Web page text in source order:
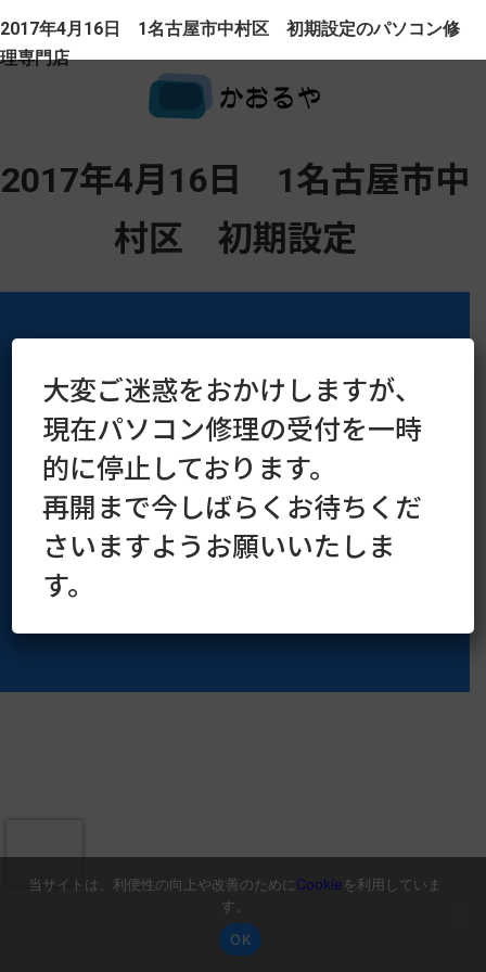
2017年4月16日 1名古屋市中村区 初期設定のパソコン修
理専門店
2017年4月16日 1名古屋市中
村区 初期設定
運営会社 プライバシーポリシー
Copyright © 2016–2026 kaoruya.org All Rights Reserved.
大変ご迷惑をおかけしますが、
現在パソコン修理の受付を一時
的に停止しております。
再開まで今しばらくお待ちくだ
さいますようお願いいたしま
す。
当サイトは、利便性の向上や改善のためにCookieを利用していま
す。
OK